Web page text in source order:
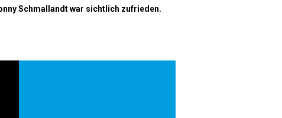
Schmallandt war sichtlich zufrieden.